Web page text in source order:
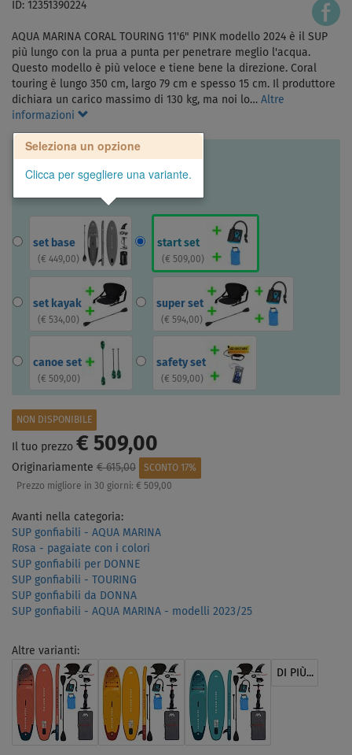
ID: 12351390224
AQUA MARINA CORAL TOURING 11'6" PINK modello 2024 è il SUP
più lungo con la prua a punta per penetrare meglio l'acqua.
Questo modello è più veloce e tiene bene la direzione. Coral
touring è lungo 350 cm, largo 79 cm e spesso 15 cm. Il produttore
dichiara un carico massimo di 130 kg, ma noi lo… Altre
informazioni
Seleziona un opzione
Clicca per sgegliere una variante.
set base
( € 449,00)
start set
(€ 509,00)
set kayak
( € 534,00)
super set
( € 594,00)
canoe set
( € 509,00)
safety set
(€ 509,00)
NON DISPONIBILE
Il tuo prezzo € 509,00
Originariamente € 615,00
SCONTO 17%
Prezzo migliore in 30 giorni: € 509,00
Avanti nella categoria:
SUP gonfiabili - AQUA MARINA
Rosa - pagaiate con i colori
SUP gonfiabili per DONNE
SUP gonfiabili - TOURING
SUP gonfiabili da DONNA
SUP gonfiabili - AQUA MARINA - modelli 2023/25
Altre varianti:
DI PIÙ...